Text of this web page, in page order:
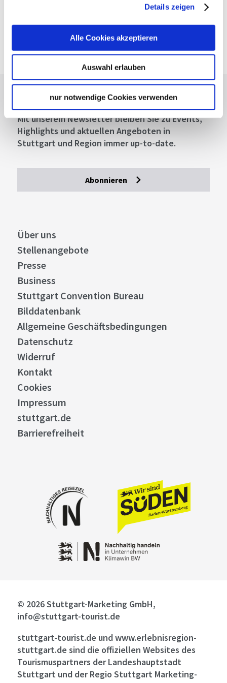
Details zeigen
Alle Cookies akzeptieren
Auswahl erlauben
nur notwendige Cookies verwenden
Google Maps
Google Maps Route
Lassen Sie sich inspirieren!
Mit unserem Newsletter bleiben Sie zu Events,
Highlights und aktuellen Angeboten in
Stuttgart und Region immer up-to-date.
Abonnieren
Über uns
Stellenangebote
Presse
Business
Stuttgart Convention Bureau
Bilddatenbank
Allgemeine Geschäftsbedingungen
Datenschutz
Widerruf
Kontakt
Cookies
Impressum
stuttgart.de
Barrierefreiheit
© 2026 Stuttgart-Marketing GmbH,
info@stuttgart-tourist.de
stuttgart-tourist.de und www.erlebnisregion-
stuttgart.de sind die offiziellen Websites des
Tourismuspartners der Landeshauptstadt
Stuttgart und der Regio Stuttgart Marketing-